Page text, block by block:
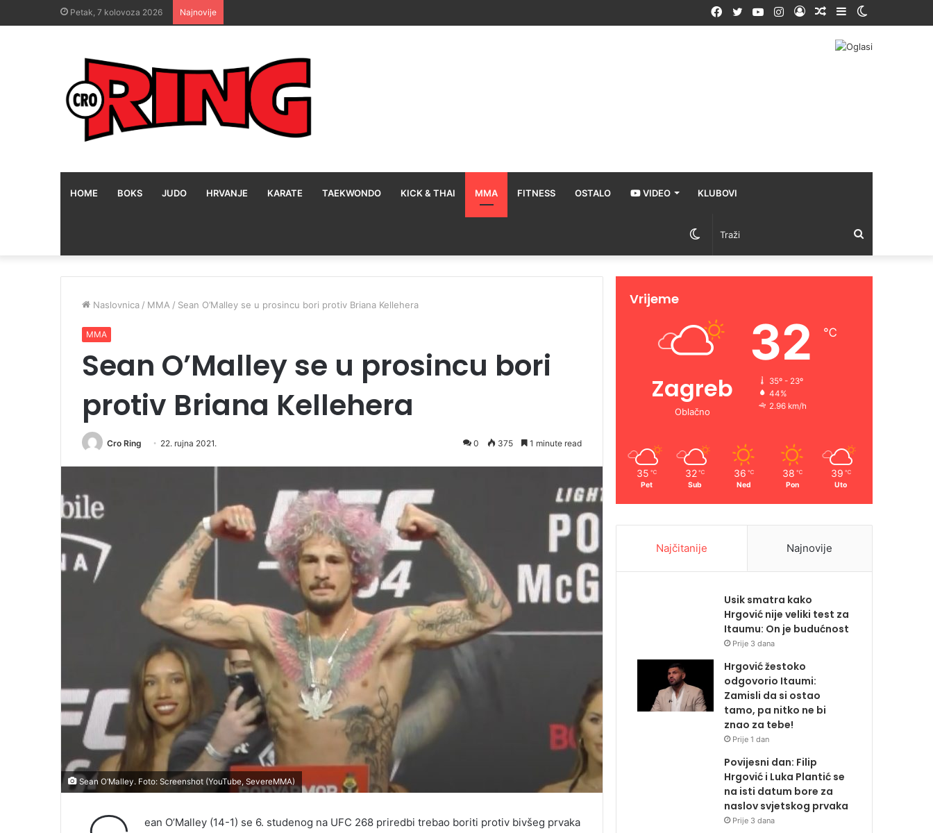
Petak, 7 kolovoza 2026 Najnovije Sidebar
Random
Prijava
Instagram
YouTube
Twitter
Facebook
HOME BOKS JUDO HRVANJE KARATE TAEKWONDO KICK & THAI MMA FITNESS OSTALO VIDEO KLUBOVI
Traži
Switch
skin
Naslovnica / MMA / Sean O’Malley se u prosincu bori protiv Briana Kellehera
MMA
Sean O’Malley se u prosincu bori
protiv Briana Kellehera
Cro Ring 22. rujna 2021. 0 375 1 minute read
Sean O‘Malley. Foto: Screenshot (YouTube, SevereMMA)
ean O’Malley (14-1) se 6. studenog na UFC 268 priredbi trebao boriti protiv bivšeg prvaka
Vrijeme
Zagreb
Oblačno
32 ℃
35º - 23º
44%
2.96 km/h
35 ℃
Pet
32 ℃
Sub
36 ℃
Ned
38 ℃
Pon
39 ℃
Uto
Najčitanije Najnovije
Usik smatra kako
Hrgović nije veliki test za
Itaumu: On je budućnost
Prije 3 dana
Hrgović žestoko
odgovorio Itaumi:
Zamisli da si ostao
tamo, pa nitko ne bi
znao za tebe!
Prije 1 dan
Povijesni dan: Filip
Hrgović i Luka Plantić se
na isti datum bore za
naslov svjetskog prvaka
Prije 3 dana